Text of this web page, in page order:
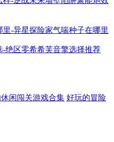
-异星探险家气喘种子在哪里
绝区零希希芙音擎选择推荐
闲闯关游戏合集 好玩的冒险